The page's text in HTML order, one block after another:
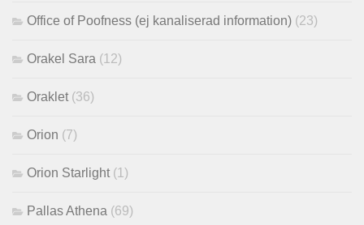
Office of Poofness (ej kanaliserad information) (23)
Orakel Sara (12)
Oraklet(36)
Orion (7)
Orion Starlight(1)
Pallas Athena (69)